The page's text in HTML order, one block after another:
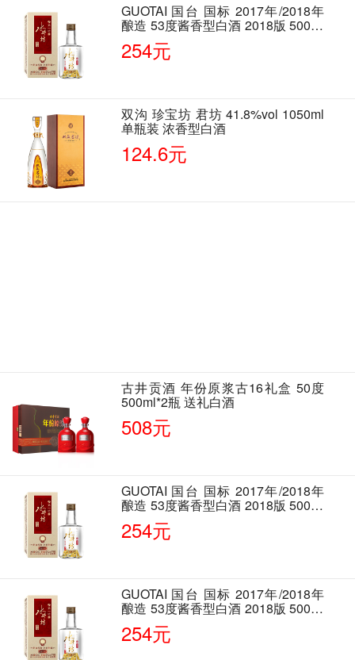
GUOTAI 国台 国标 2017年/2018年
酿造 53度酱香型白酒 2018版 500ml
单瓶装
254元
双沟 珍宝坊 君坊 41.8%vol 1050ml
单瓶装 浓香型白酒
124.6元
古井贡酒 年份原浆古16礼盒 50度
500ml*2瓶 送礼白酒
508元
GUOTAI 国台 国标 2017年/2018年
酿造 53度酱香型白酒 2018版 500ml
单瓶装
254元
GUOTAI 国台 国标 2017年/2018年
酿造 53度酱香型白酒 2018版 500ml
单瓶装
254元